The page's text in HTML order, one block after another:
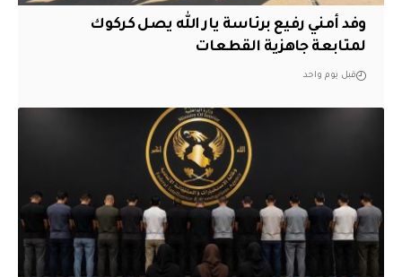
وفد أمني رفيع برئاسة يار الله يصل كركوك
لمتابعة جاهزية القطعات
قبل يوم واحد